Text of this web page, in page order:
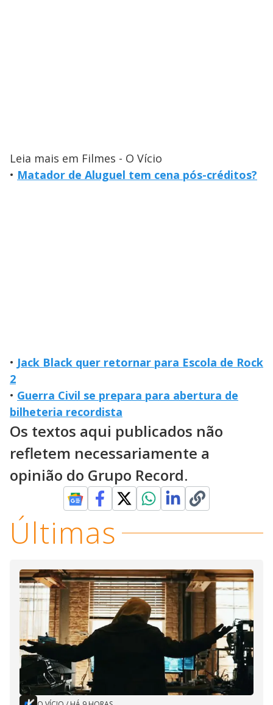
Leia mais em Filmes - O Vício
• Matador de Aluguel tem cena pós-créditos?
• Jack Black quer retornar para Escola de Rock
2
• Guerra Civil se prepara para abertura de
bilheteria recordista
Os textos aqui publicados não
refletem necessariamente a
opinião do Grupo Record.
Últimas